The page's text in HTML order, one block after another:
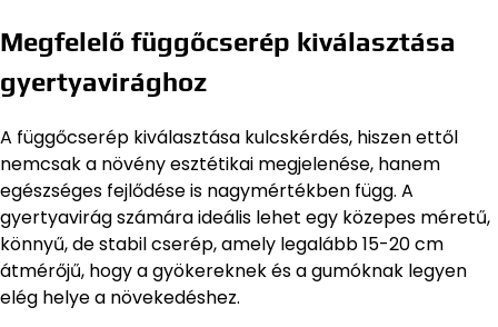
Megfelelő függőcserép kiválasztása
gyertyavirághoz
A függőcserép kiválasztása kulcskérdés, hiszen ettől
nemcsak a növény esztétikai megjelenése, hanem
egészséges fejlődése is nagymértékben függ. A
gyertyavirág számára ideális lehet egy közepes méretű,
könnyű, de stabil cserép, amely legalább 15-20 cm
átmérőjű, hogy a gyökereknek és a gumóknak legyen
elég helye a növekedéshez.